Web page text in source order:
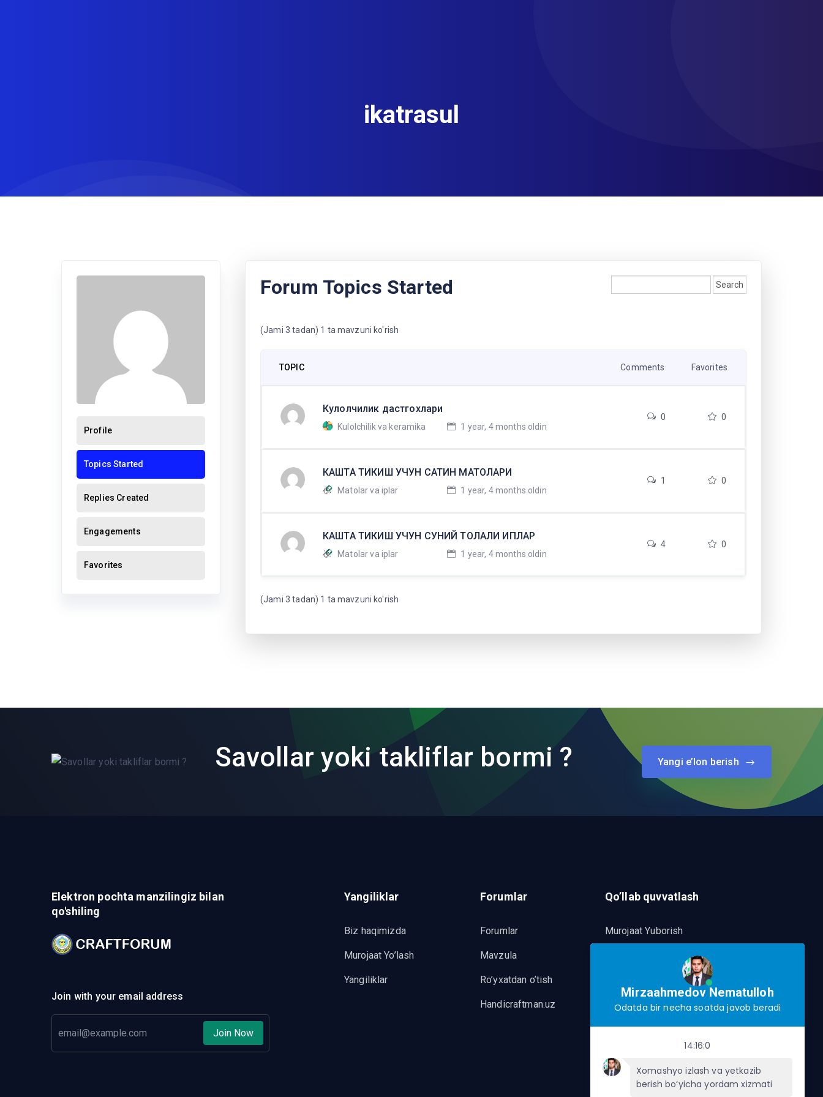
ikatrasul
Profile
Topics Started
Replies Created
Engagements
Favorites
Forum Topics Started
(Jami 3 tadan) 1 ta mavzuni ko'rish
TOPIC Comments Favorites
Кулолчилик дастгохлари
Kulolchilik va keramika 1 year, 4 months oldin
0 0
КАШТА ТИКИШ УЧУН САТИН МАТОЛАРИ
Matolar va iplar 1 year, 4 months oldin
1 0
КАШТА ТИКИШ УЧУН СУНИЙ ТОЛАЛИ ИПЛАР
Matolar va iplar 1 year, 4 months oldin
4 0
(Jami 3 tadan) 1 ta mavzuni ko'rish
Savollar yoki takliflar bormi ? Yangi e’lon berish
Elektron pochta manzilingiz bilan
qo'shiling
Join with your email address
Join Now
Yangiliklar
Biz haqimizda
Murojaat Yo’lash
Yangiliklar
Forumlar
Forumlar
Mavzula
Ro’yxatdan o’tish
Handicraftman.uz
Qo’llab quvvatlash
Murojaat Yuborish
Telegram orqalik murojaat yo’lash
Mirzaahmedov Nematulloh
Odatda bir necha soatda javob beradi
14:16:0
Xomashyo izlash va yetkazib
berish bo‘yicha yordam xizmati